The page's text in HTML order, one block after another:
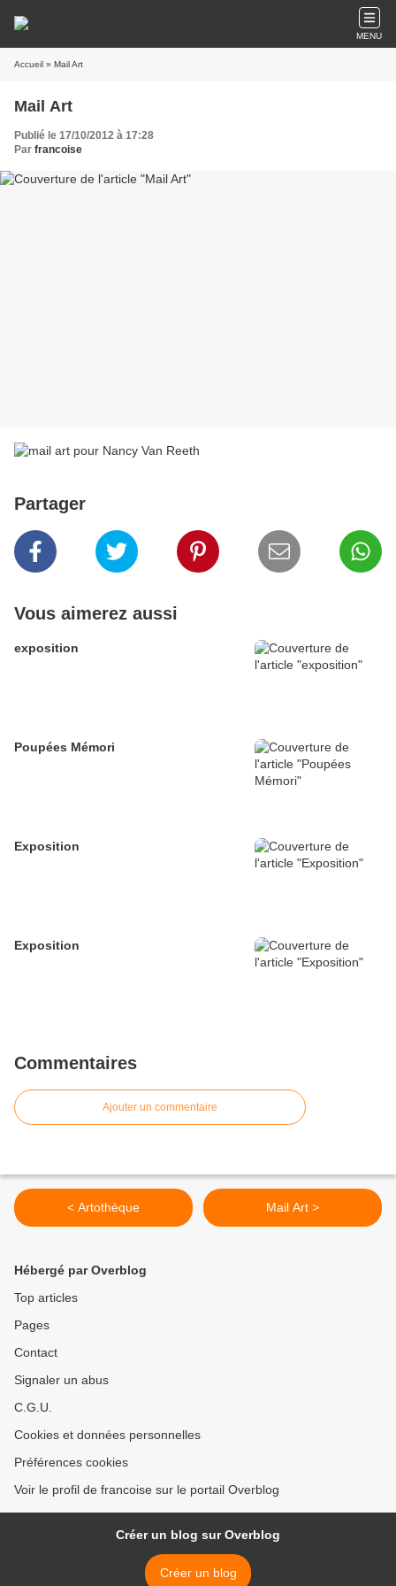
MENU
Accueil » Mail Art
Mail Art
Publié le 17/10/2012 à 17:28
Par francoise
Partager
Vous aimerez aussi
exposition
Poupées Mémori
Exposition
Exposition
Commentaires
Ajouter un commentaire
< Artothèque Mail Art >
Hébergé par Overblog
Top articles
Pages
Contact
Signaler un abus
C.G.U.
Cookies et données personnelles
Préférences cookies
Voir le profil de francoise sur le portail Overblog
Créer un blog sur Overblog
Créer un blog